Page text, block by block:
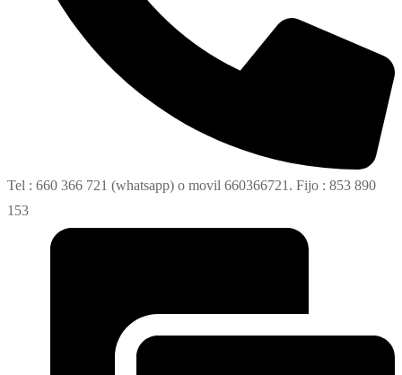
Tel : 660 366 721 (whatsapp) o movil 660366721. Fijo : 853 890
153